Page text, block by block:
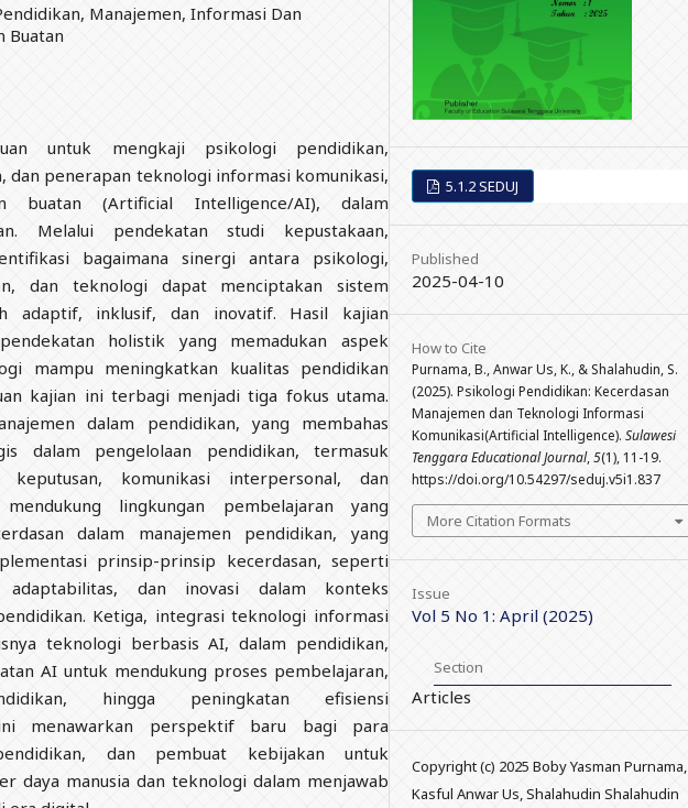
Manajemen, Informasi Dan
Buatan
untuk mengkaji psikologi pendidikan,
dan penerapan teknologi informasi komunikasi,
buatan (Artificial Intelligence/AI), dalam
Melalui pendekatan studi kepustakaan,
bagaimana sinergi antara psikologi,
dan teknologi dapat menciptakan sistem
adaptif, inklusif, dan inovatif. Hasil kajian
holistik yang memadukan aspek
mampu meningkatkan kualitas pendidikan
kajian ini terbagi menjadi tiga fokus utama.
dalam pendidikan, yang membahas
dalam pengelolaan pendidikan, termasuk
keputusan, komunikasi interpersonal, dan
lingkungan pembelajaran yang
dalam manajemen pendidikan, yang
prinsip-prinsip kecerdasan, seperti
adaptabilitas, dan inovasi dalam konteks
Ketiga, integrasi teknologi informasi
teknologi berbasis AI, dalam pendidikan,
AI untuk mendukung proses pembelajaran,
hingga peningkatan efisiensi
ini menawarkan perspektif baru bagi para
dan pembuat kebijakan untuk
daya manusia dan teknologi dalam menjawab
5.1.2 SEDUJ
Published
2025-04-10
How to Cite
Purnama, B., Anwar Us, K., & Shalahudin, S.
(2025). Psikologi Pendidikan: Kecerdasan
Manajemen dan Teknologi Informasi
Komunikasi(Artificial Intelligence). Sulawesi
Tenggara Educational Journal,5(1), 11-19.
https://doi.org/10.54297/seduj.v5i1.837
More Citation Formats
Issue
Vol 5 No 1: April (2025)
Section
Articles
Copyright (c) 2025 Boby Yasman Purnama,
Kasful Anwar Us, Shalahudin Shalahudin